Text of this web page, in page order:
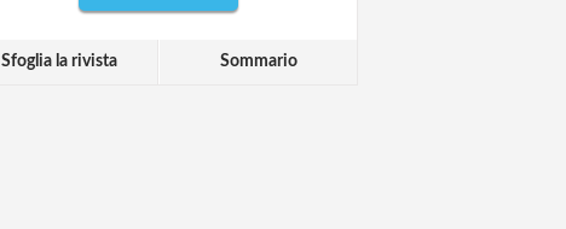
Sfoglia la rivista Sommario